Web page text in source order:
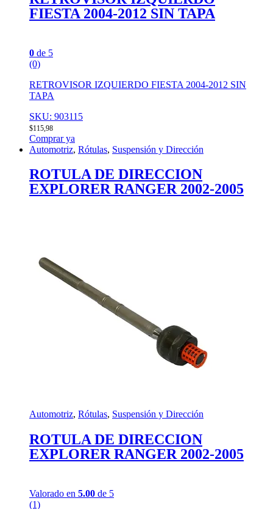
FIESTA 2004-2012 SIN TAPA
0 de 5
(0)
RETROVISOR IZQUIERDO FIESTA 2004-2012 SIN
TAPA
SKU: 903115
$115,98
Comprar ya
Automotriz, Rótulas, Suspensión y Dirección
ROTULA DE DIRECCION
EXPLORER RANGER 2002-2005
Automotriz, Rótulas, Suspensión y Dirección
ROTULA DE DIRECCION
EXPLORER RANGER 2002-2005
Valorado en 5.00 de 5
(1)